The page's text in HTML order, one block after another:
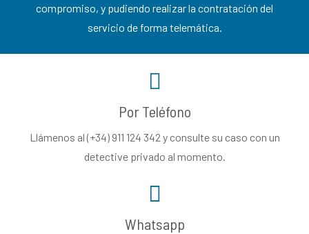
compromiso, y pudiendo realizar la contratación del
servicio de forma telemática.
Por Teléfono
Llámenos al (+34) 911 124 342 y consulte su caso con un
detective privado al momento.
Whatsapp